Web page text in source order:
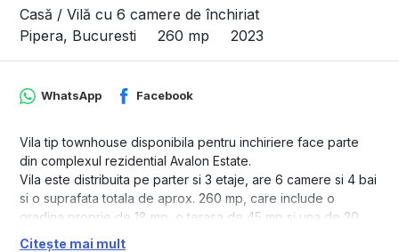
Casă / Vilă cu 6 camere de închiriat
Pipera, Bucuresti
260 mp 2023
WhatsApp Facebook
Vila tip townhouse disponibila pentru inchiriere face parte
din complexul rezidential Avalon Estate.
Vila este distribuita pe parter si 3 etaje, are 6 camere si 4 bai
si o suprafata totala de aprox. 260 mp, care include o
gradina proprie de 18 mp, o terasa de 45 mp si una de 20
mp.
Citește mai mult